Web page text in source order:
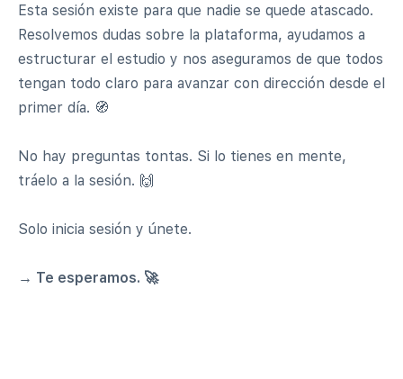
Esta sesión existe para que nadie se quede atascado.
Resolvemos dudas sobre la plataforma, ayudamos a
estructurar el estudio y nos aseguramos de que todos
tengan todo claro para avanzar con dirección desde el
primer día. 🧭
No hay preguntas tontas. Si lo tienes en mente,
tráelo a la sesión. 🙌
Solo inicia sesión y únete.
→ Te esperamos. 🚀